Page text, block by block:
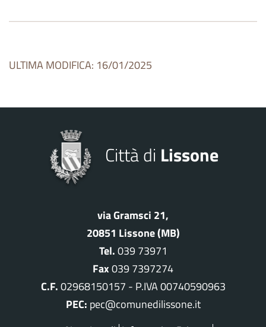
ULTIMA MODIFICA: 16/01/2025
Città di Lissone
via Gramsci 21,
20851 Lissone (MB)
Tel.039 73971
Fax039 7397274
C.F.02968150157 - P.IVA 00740590963
PEC: pec@comunedilissone.it